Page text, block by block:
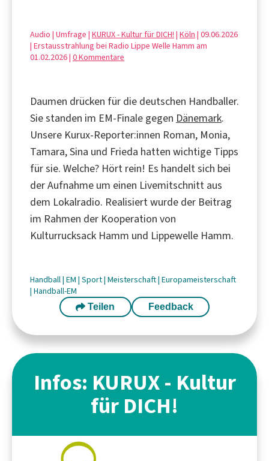
Audio | Umfrage | KURUX - Kultur für DICH! | Köln | 09.06.2026
| Erstausstrahlung bei Radio Lippe Welle Hamm am
01.02.2026 | 0 Kommentare
Daumen drücken für die deutschen Handballer.
Sie standen im EM-Finale gegen Dänemark.
Unsere Kurux-Reporter:innen Roman, Monia,
Tamara, Sina und Frieda hatten wichtige Tipps
für sie. Welche? Hört rein! Es handelt sich bei
der Aufnahme um einen Livemitschnitt aus
dem Lokalradio. Realisiert wurde der Beitrag
im Rahmen der Kooperation von
Kulturrucksack Hamm und Lippewelle Hamm.
Handball| EM | Sport| Meisterschaft| Europameisterschaft
| Handball-EM
Teilen Feedback
Infos: KURUX - Kultur
für DICH!